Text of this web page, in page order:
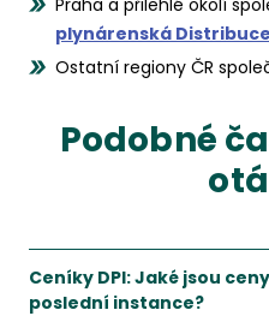
Praha a přilehlé okolí
plynárenská
Ostatní regiony ČR
Podobné
Ceníky DPI: Jaké jsou
poslední instance?